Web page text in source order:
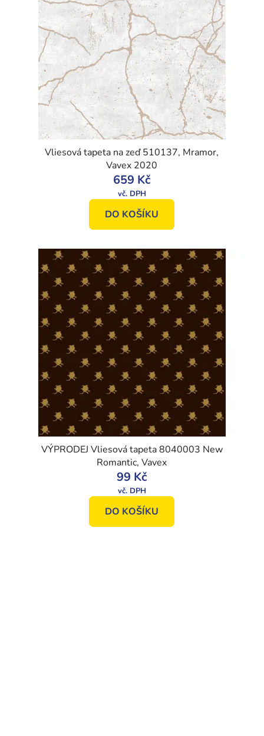
Vliesová tapeta na zeď 510137, Mramor,
Vavex 2020
659 Kč
DO KOŠÍKU
VÝPRODEJ Vliesová tapeta 8040003 New
Romantic, Vavex
99 Kč
DO KOŠÍKU